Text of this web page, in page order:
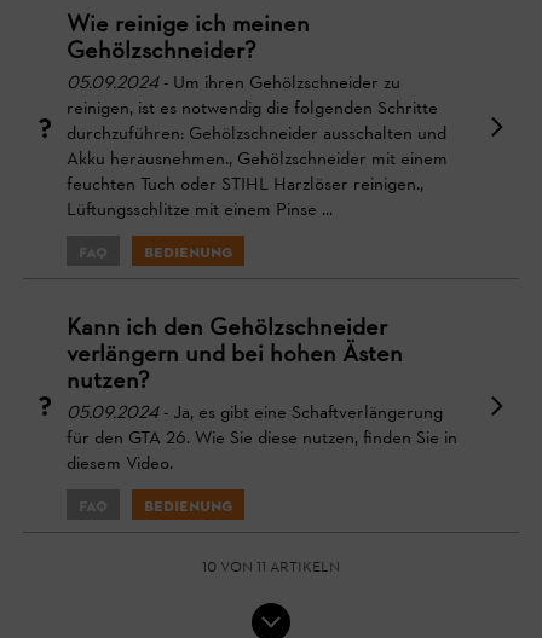
Wie reinige ich meinen
Gehölzschneider?
05.09.2024- Um ihren Gehölzschneider zu
reinigen, ist es notwendig die folgenden Schritte
durchzuführen: Gehölzschneider ausschalten und
Akku herausnehmen., Gehölzschneider mit einem
feuchten Tuch oder STIHL Harzlöser reinigen.,
Lüftungsschlitze mit einem Pinse ...
FAQ Bedienung
Kann ich den Gehölzschneider
verlängern und bei hohen Ästen
nutzen?
05.09.2024- Ja, es gibt eine Schaftverlängerung
für den GTA 26. Wie Sie diese nutzen, finden Sie in
diesem Video.
FAQ Bedienung
10 von 11 Artikeln